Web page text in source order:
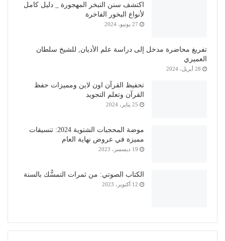
اكتشف سنن التبخر المهجورة _ دليل كامل
لأنواع البخور الفاخرة
27 يونيو، 2024
تفريغ محاضرة مدخل إلى دراسة علم الأديان, للشيخ سلطان
العميري
28 أبريل، 2024
تحفيظ القرآن اون لاين ومميزات حفظ
القرآن وتعلم التجويد
25 يناير، 2024
موضة المحجبات الشتوية 2024: تنسيقات
مميزة في عروض نهاية العام
19 ديسمبر، 2023
الكتاب الصوتي: من ثمرات التمسُّك بالسنة
12 أكتوبر، 2023